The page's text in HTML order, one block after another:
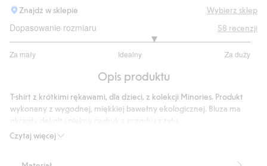
Znajdź w sklepie Wybierz sklep
Dopasowanie rozmiaru
Za mały Idealny Za duży
na
45
głosów
58 recenzji
Opis produktu
Czytaj więcej
T-shirt z krótkimi rękawami, dla dzieci, z kolekcji Minories. Produkt
wykonany z wygodnej, miękkiej bawełny ekologicznej. Bluza ma
Produkt zawiera 100% bawełny ekologicznej.